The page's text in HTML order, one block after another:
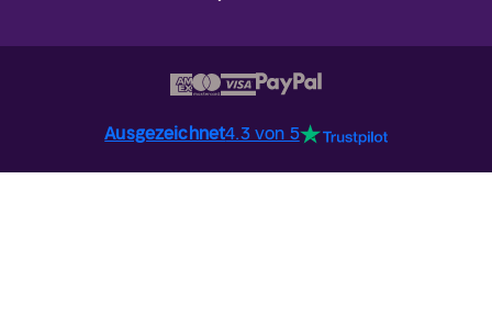
Ausgezeichnet4.3 von 5